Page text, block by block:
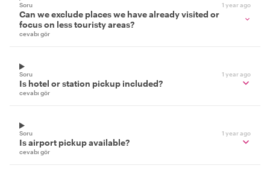
Soru 1 year ago
Can we exclude places we have already visited or
focus on less touristy areas?
cevabı gör
Soru 1 year ago
Is hotel or station pickup included?
cevabı gör
Soru 1 year ago
Is airport pickup available?
cevabı gör